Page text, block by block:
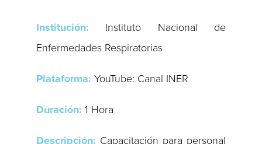
Institución: Instituto Nacional de
Enfermedades Respiratorias
Plataforma: YouTube: Canal INER
Duración: 1 Hora
Descripción: Capacitación para personal